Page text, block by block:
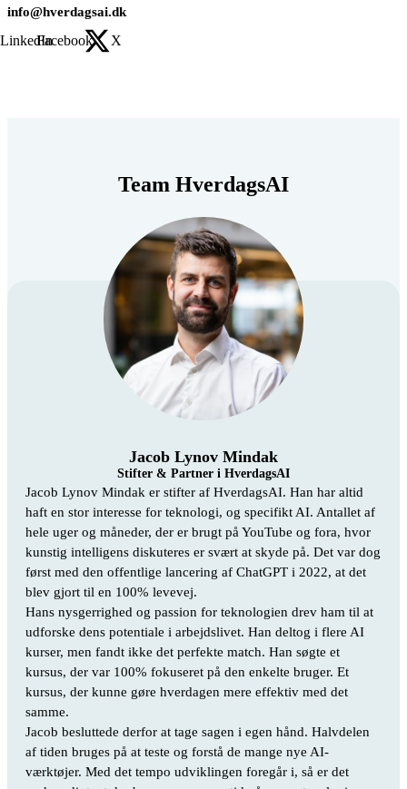
info@hverdagsai.dk
LinkedInFacebook X
Team HverdagsAI
Jacob Lynov Mindak
Stifter & Partner i HverdagsAI
Jacob Lynov Mindak er stifter af HverdagsAI. Han har altid
haft en stor interesse for teknologi, og specifikt AI. Antallet af
hele uger og måneder, der er brugt på YouTube og fora, hvor
kunstig intelligens diskuteres er svært at skyde på. Det var dog
først med den offentlige lancering af ChatGPT i 2022, at det
blev gjort til en 100% levevej.
Hans nysgerrighed og passion for teknologien drev ham til at
udforske dens potentiale i arbejdslivet. Han deltog i flere AI
kurser, men fandt ikke det perfekte match. Han søgte et
kursus, der var 100% fokuseret på den enkelte bruger. Et
kursus, der kunne gøre hverdagen mere effektiv med det
samme.
Jacob besluttede derfor at tage sagen i egen hånd. Halvdelen
af tiden bruges på at teste og forstå de mange nye AI-
værktøjer. Med det tempo udviklingen foregår i, så er det